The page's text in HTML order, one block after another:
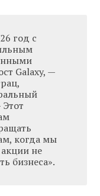
год с
Galaxy, —
когда мы
не
бизнеса».